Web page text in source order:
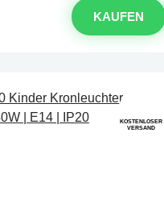
KAUFEN
KOSTENLOSER
VERSAND